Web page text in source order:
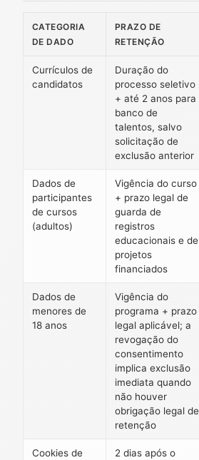
CATEGORIA
DE DADO
PRAZO DE
RETENÇÃO
Currículos de
candidatos
Duração do
processo seletivo
+ até 2 anos para
banco de
talentos, salvo
solicitação de
exclusão anterior
Dados de
participantes
de cursos
(adultos)
Vigência do curso
+ prazo legal de
guarda de
registros
educacionais e de
projetos
financiados
Dados de
menores de
18 anos
Vigência do
programa + prazo
legal aplicável; a
revogação do
consentimento
implica exclusão
imediata quando
não houver
obrigação legal de
retenção
Cookies de
2 dias após o